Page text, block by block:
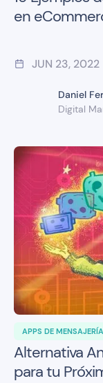
en
JUN 23, 2022
Daniel
Digital
APPS DE MENSAJERÍA
Alternativa
para tu